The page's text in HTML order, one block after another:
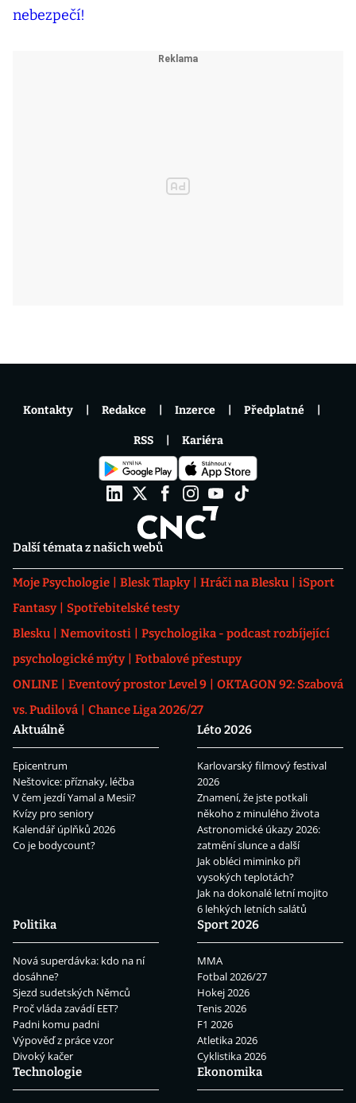
Další témata z našich webů
Moje Psychologie Blesk Tlapky Hráči na Blesku
iSport
Fantasy
Spotřebitelské testy
Blesku
Nemovitosti
Psychologika - podcast rozbíjející
psychologické mýty
Fotbalové přestupy
ONLINE
Eventový prostor Level 9
OKTAGON 92: Szabová
vs. Pudilová
Chance Liga 2026/27
Aktuálně
Epicentrum
Neštovice: příznaky, léčba
V čem jezdí Yamal a Mesii?
Kvízy pro seniory
Kalendář úplňků 2026
Co je bodycount?
Léto 2026
Karlovarský filmový festival
2026
Znamení, že jste potkali
někoho z minulého života
Astronomické úkazy 2026:
zatmění slunce a další
Jak obléci miminko při
vysokých teplotách?
Jak na dokonalé letní mojito
6 lehkých letních salátů
Politika
Nová superdávka: kdo na ní
dosáhne?
Sjezd sudetských Němců
Proč vláda zavádí EET?
Padni komu padni
Výpověď z práce vzor
Divoký kačer
Sport 2026
MMA
Fotbal 2026/27
Hokej 2026
Tenis 2026
F1 2026
Atletika 2026
Cyklistika 2026
Technologie
Ekonomika
Kontakty Redakce Inzerce Předplatné
RSS Kariéra